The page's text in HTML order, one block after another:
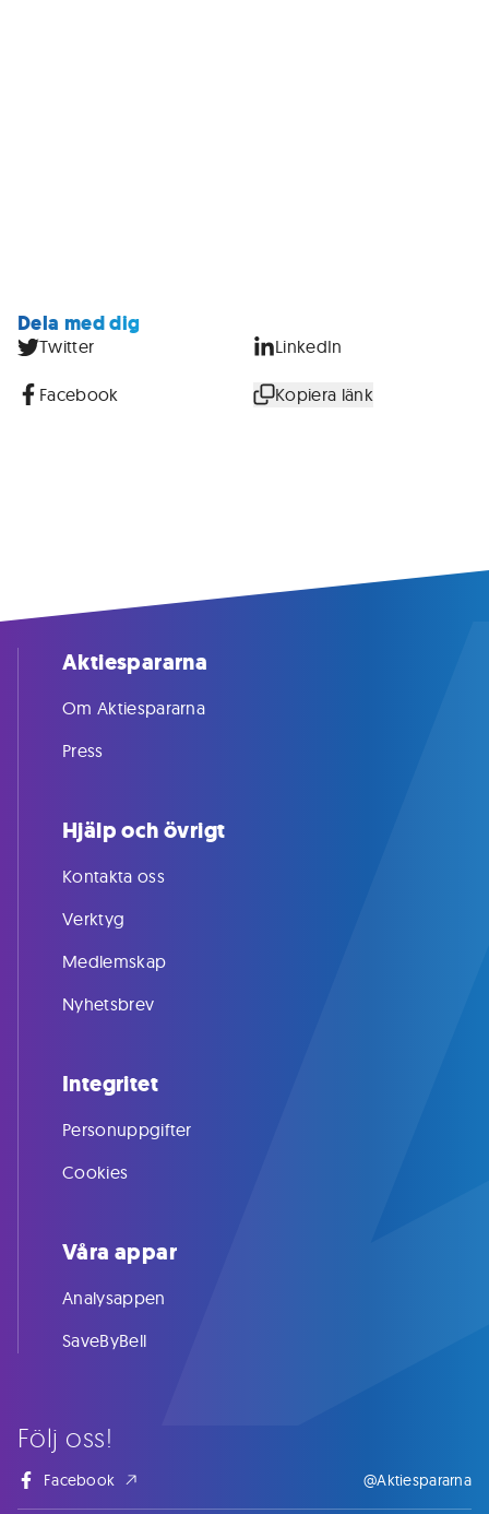
Dela med dig
Twitter LinkedIn
Facebook Kopiera länk
Följ oss!
Facebook @Aktiespararna
Aktiespararna
Om Aktiespararna
Press
Hjälp och övrigt
Kontakta oss
Verktyg
Medlemskap
Nyhetsbrev
Integritet
Personuppgifter
Cookies
Våra appar
Analysappen
SaveByBell